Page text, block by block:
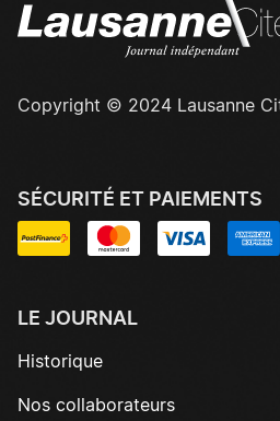
Copyright © 2024 Lausanne
SÉCURITÉ ET PAIEMENTS
LE JOURNAL
Historique
Nos collaborateurs